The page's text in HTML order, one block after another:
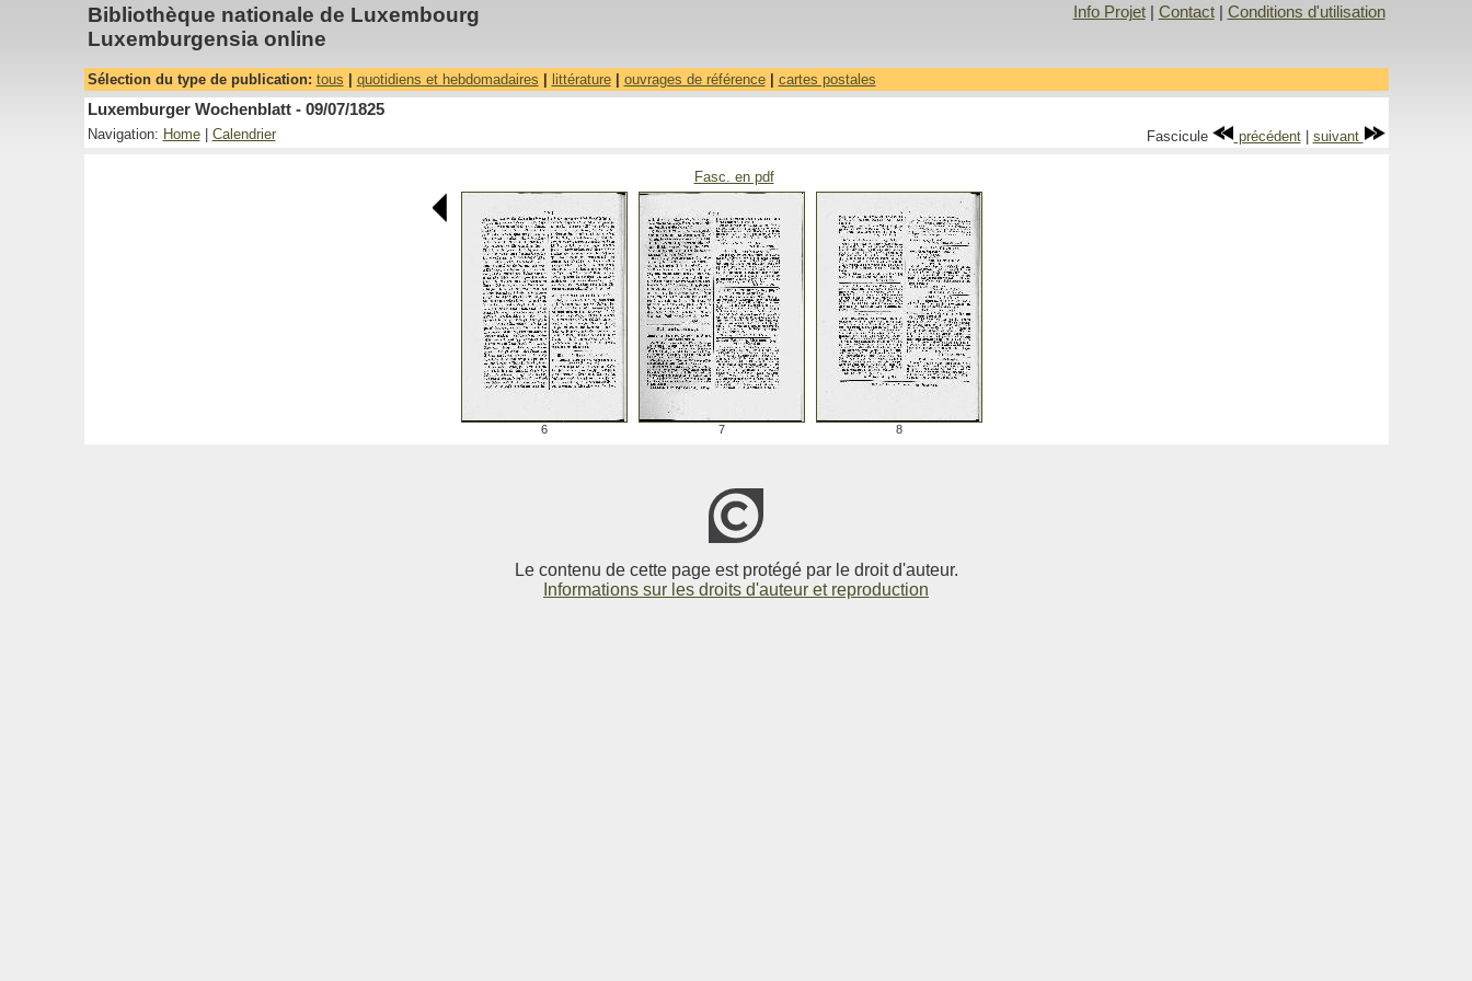
Bibliothèque nationale de Luxembourg
Luxemburgensia online
Info Projet| Contact| Conditions d'utilisation
Sélection du type de publication: tous quotidiens et hebdomadaires littérature| ouvrages de référence| cartes postales
Luxemburger Wochenblatt - 09/07/1825
Navigation: Home| Calendrier Fascicule précédent| suivant
Fasc. en pdf
6 7 8
Le contenu de cette page est protégé par le droit d'auteur.
Informations sur les droits d'auteur et reproduction